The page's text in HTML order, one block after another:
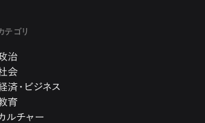
テゴリ
治
会
済・ビジネス
育
ルチャー